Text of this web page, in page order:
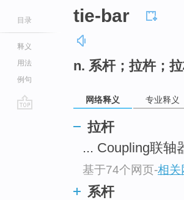
目录
释义
用法
例句
tie-bar
n. 系杆；拉杵；
网络释义 专业释义
拉杆
... Coupling联轴
基于74个网页-相关
系杆